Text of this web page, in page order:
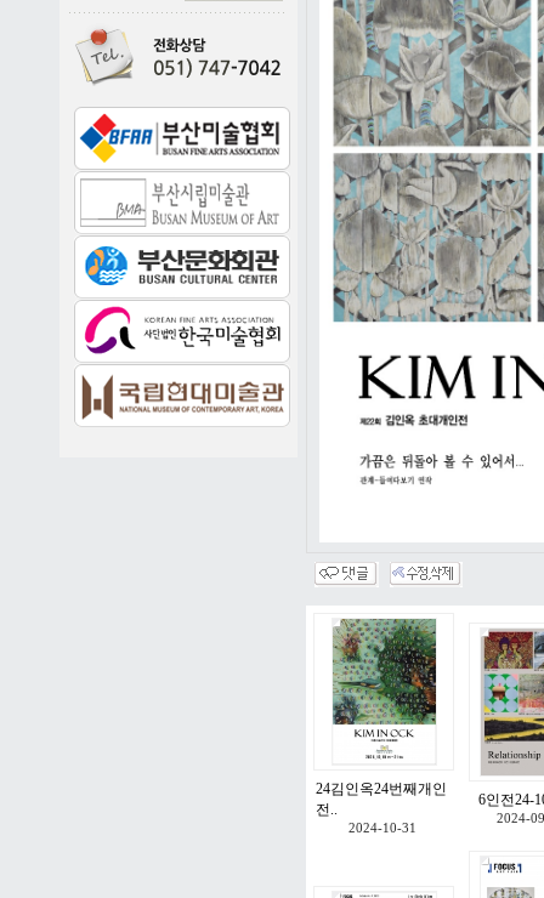
24김인옥24번째개인
전..
2024-10-31
6인전24-
2024-